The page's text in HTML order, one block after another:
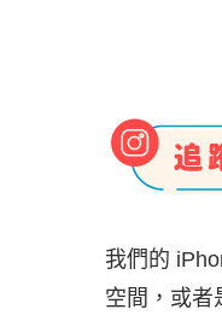
我們的
空間，或者